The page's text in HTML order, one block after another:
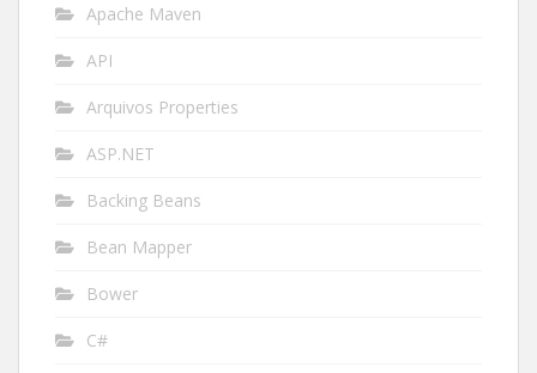
Apache Maven
API
Arquivos Properties
ASP.NET
Backing Beans
Bean Mapper
Bower
C#